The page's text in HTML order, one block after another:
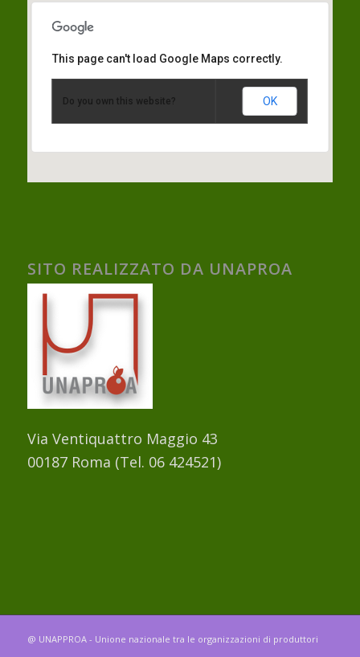
This page can't load Google Maps correctly.
Do you own this website? OK
SITO REALIZZATO DA UNAPROA
Via Ventiquattro Maggio 43
00187 Roma (Tel. 06 424521)
@ UNAPPROA - Unione nazionale tra le organizzazioni di produttori